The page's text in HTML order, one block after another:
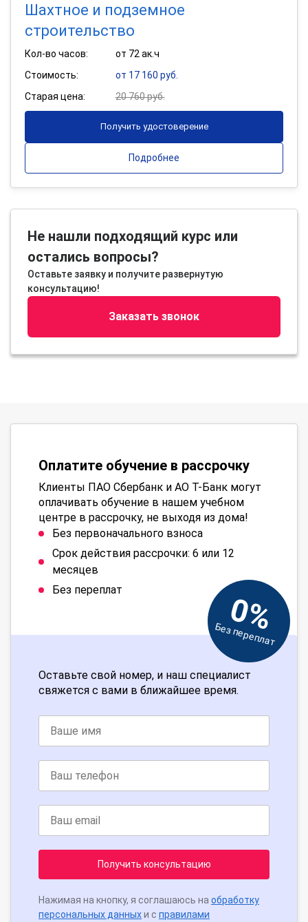
Шахтное и подземное
строительство
Кол-во часов:
от 72 ак.ч
Стоимость:
от 17 160 руб.
Старая цена:
20 760 руб.
Получить удостоверение
Подробнее
Не нашли подходящий курс или
остались вопросы?
Оставьте заявку и получите развернутую
консультацию!
Заказать звонок
Оплатите обучение в рассрочку
Клиенты ПАО Сбербанк и АО Т-Банк могут
оплачивать обучение в нашем учебном
центре в рассрочку, не выходя из дома!
Без первоначального взноса
Срок действия рассрочки: 6 или 12
месяцев
Без переплат
0%
Без переплат
Оставьте свой номер, и наш специалист
свяжется с вами в ближайшее время.
Получить консультацию
Нажимая на кнопку, я соглашаюсь на обработку
персональных данныхи с правилами